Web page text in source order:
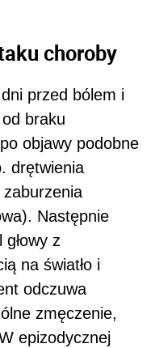
choroby
przed bólem i
braku
objawy podobne
drętwienia
Następnie
z
na światło i
odczuwa
zmęczenie,
epizodycznej